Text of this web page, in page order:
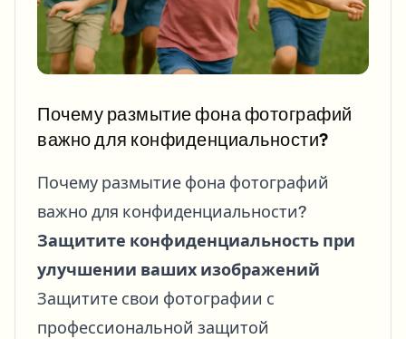
Face Swap - Video
Bulk Video Blur
Bulk face blur
High-throughput pipelines
Blur Anything
API & SDK
Automate uploads, jobs, and webhooks
Video intelligence
Bulk background removal
Почему размытие фона фотографий
важно для конфиденциальности?
Почему размытие фона фотографий
важно для конфиденциальности?
Защитите конфиденциальность при
улучшении ваших изображений
Защитите свои фотографии с
профессиональной защитой